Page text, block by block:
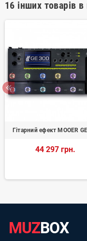
16 інших товарів в
Гітарний ефект MOOER
44 297 грн.
MUZBOX